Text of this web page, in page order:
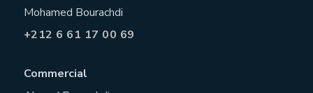
Mohamed Bourachdi
+212 6 61 17 00 69
Commercial